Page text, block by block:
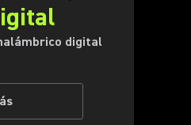
digital